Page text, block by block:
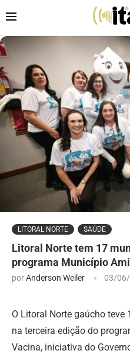
LITORAL NORTE SAÚDE
Litoral Norte tem 17
programa Município
porAnderson Weiler 03/
O Litoral Norte gaúcho
na terceira edição do
Vacina, iniciativa do